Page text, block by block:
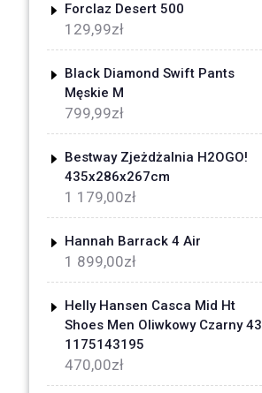
Forclaz Desert 500
129,99zł
Black Diamond Swift Pants
Męskie M
799,99zł
Bestway Zjeżdżalnia H2OGO!
435x286x267cm
1 179,00zł
Hannah Barrack 4 Air
1 899,00zł
Helly Hansen Casca Mid Ht
Shoes Men Oliwkowy Czarny 43
1175143195
470,00zł